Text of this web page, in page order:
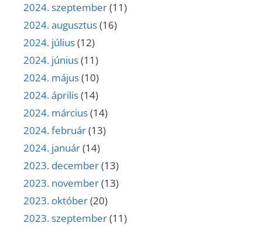
2024. szeptember(11)
2024. augusztus(16)
2024. július(12)
2024. június(11)
2024. május(10)
2024. április(14)
2024. március(14)
2024. február(13)
2024. január(14)
2023. december(13)
2023. november(13)
2023. október(20)
2023. szeptember(11)